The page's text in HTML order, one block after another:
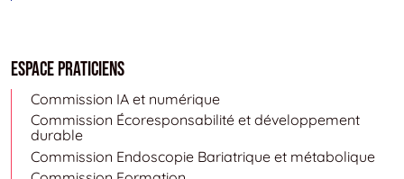
Espace Praticiens
Commission IA et numérique
Commission Écoresponsabilité et développement
durable
Commission Endoscopie Bariatrique et métabolique